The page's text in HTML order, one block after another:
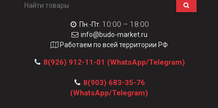
Пн.-Пт. 10:00 – 18:00
info@budo-market.ru
Работаем по всей территории РФ
8(926) 912-11-01 (WhatsApp/Telegram)
8(903) 683-35-76
(WhatsApp/Telegram)